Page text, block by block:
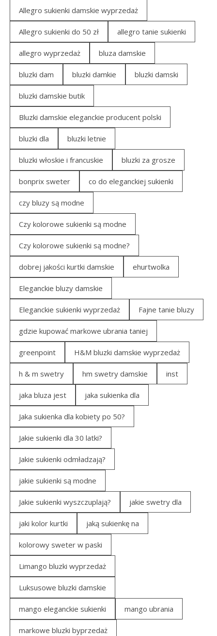
Allegro sukienki damskie wyprzedaż
Allegro sukienki do 50 zł allegro tanie sukienki
allegro wyprzedaż bluza damskie
bluzki dam bluzki damkie bluzki damski
bluzki damskie butik
Bluzki damskie eleganckie producent polski
bluzki dla bluzki letnie
bluzki włoskie i francuskie bluzki za grosze
bonprix sweter co do eleganckiej sukienki
czy bluzy są modne
Czy kolorowe sukienki są modne
Czy kolorowe sukienki są modne?
dobrej jakości kurtki damskie ehurtwolka
Eleganckie bluzy damskie
Eleganckie sukienki wyprzedaż Fajne tanie bluzy
gdzie kupować markowe ubrania taniej
greenpoint H&M bluzki damskie wyprzedaż
h & m swetry hm swetry damskie inst
jaka bluza jest jaka sukienka dla
Jaka sukienka dla kobiety po 50?
Jakie sukienki dla 30 latki?
Jakie sukienki odmładzają?
jakie sukienki są modne
Jakie sukienki wyszczuplają? jakie swetry dla
jaki kolor kurtki jaką sukienkę na
kolorowy sweter w paski
Limango bluzki wyprzedaż
Luksusowe bluzki damskie
mango eleganckie sukienki mango ubrania
markowe bluzki byprzedaż